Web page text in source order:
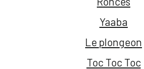
Yaaba
Le plongeon
Toc Toc Toc